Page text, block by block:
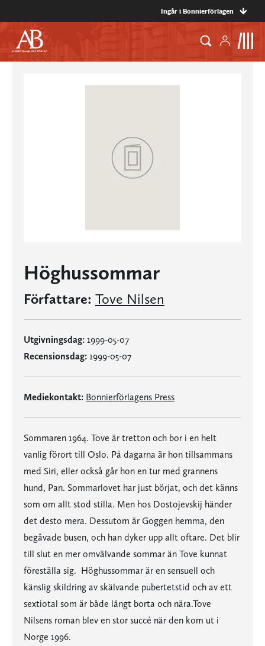
Ingår i Bonnierförlagen
Höghussommar
Författare: Tove Nilsen
Utgivningsdag: 1999-05-07
Recensionsdag: 1999-05-07
Mediekontakt: Bonnierförlagens Press
Sommaren 1964. Tove är tretton och bor i en helt
vanlig förort till Oslo. På dagarna är hon tillsammans
med Siri, eller också går hon en tur med grannens
hund, Pan. Sommarlovet har just börjat, och det känns
som om allt stod stilla. Men hos Dostojevskij händer
det desto mera. Dessutom är Goggen hemma, den
begåvade busen, och han dyker upp allt oftare. Det blir
till slut en mer omvälvande sommar än Tove kunnat
föreställa sig. Höghussommar är en sensuell och
känslig skildring av skälvande pubertetstid och av ett
sextiotal som är både långt borta och nära.Tove
Nilsens roman blev en stor succé när den kom ut i
Norge 1996.